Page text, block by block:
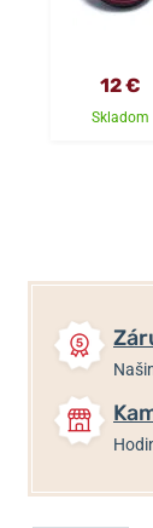
12 €
Skladom